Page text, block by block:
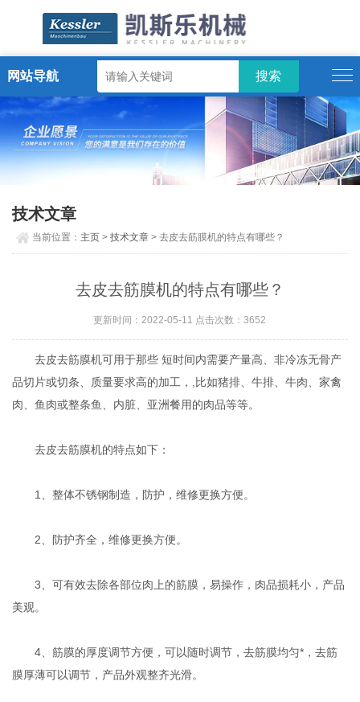
ENGLISH
网站导航
技术文章
当前位置： 主页 >技术文章 > 去皮去筋膜机的特点有哪些？
去皮去筋膜机的特点有哪些？
更新时间：2022-05-11 点击次数：3652
去皮去筋膜机可用于那些 短时间内需要产量高、非冷冻无骨产
品切片或切条、质量要求高的加工，,比如猪排、牛排、牛肉、家禽
肉、鱼肉或整条鱼、内脏、亚洲餐用的肉品等等。
去皮去筋膜机的特点如下：
1、整体不锈钢制造，防护，维修更换方便。
2、防护齐全，维修更换方便。
3、可有效去除各部位肉上的筋膜，易操作，肉品损耗小，产品
美观。
4、筋膜的厚度调节方便，可以随时调节，去筋膜均匀*，去筋
膜厚薄可以调节，产品外观整齐光滑。